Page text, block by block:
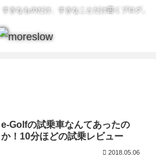
きなものだけ、すきなことだけ書くブログ。
e-Golfの試乗車なんてあったの
か！10分ほどの試乗レビュー
2018.05.06